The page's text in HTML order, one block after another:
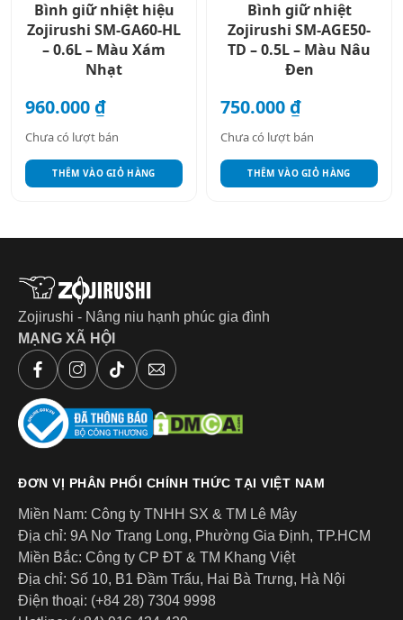
Bình giữ nhiệt hiệu
Zojirushi SM-GA60-HL
– 0.6L – Màu Xám
Nhạt
960.000₫
Chưa có lượt bán
THÊM VÀO GIỎ HÀNG
Bình giữ nhiệt
Zojirushi SM-AGE50-
TD – 0.5L – Màu Nâu
Đen
750.000₫
Chưa có lượt bán
THÊM VÀO GIỎ HÀNG
Zojirushi - Nâng niu hạnh phúc gia đình
MẠNG XÃ HỘI
ĐƠN VỊ PHÂN PHỐI CHÍNH THỨC TẠI VIỆT NAM
Miền Nam: Công ty TNHH SX & TM Lê Mây
Địa chỉ: 9A Nơ Trang Long, Phường Gia Định, TP.HCM
Miền Bắc: Công ty CP ĐT & TM Khang Việt
Địa chỉ: Số 10, B1 Đầm Trấu, Hai Bà Trưng, Hà Nội
Điện thoại: (+84 28) 7304 9998